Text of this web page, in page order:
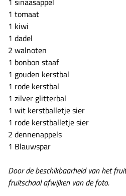
1 tomaat
1 kiwi
1 dadel
2 walnoten
1 bonbon staaf
1 gouden kerstbal
1 rode kerstbal
1 zilver glitterbal
1 wit kerstballetje sier
1 rode kerstballetje sier
2 dennenappels
1 Blauwspar
Door de beschikbaarheid van het
fruitschaal afwijken van de foto.